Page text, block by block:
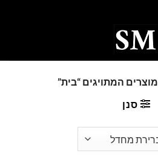
מוצרים המתויגים “בית”
סנן